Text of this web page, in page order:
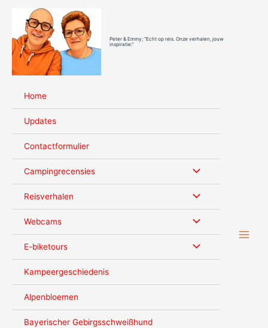
inhoud
Peter & Emmy; "Echt op reis. Onze verhalen, jouw
inspiratie."
Home
Updates
Contactformulier
Campingrecensies
Reisverhalen
Webcams
E-biketours
Kampeergeschiedenis
Alpenbloemen
Bayerischer Gebirgsschweißhund